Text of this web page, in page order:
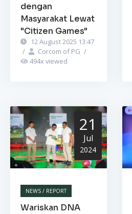
dengan
Masyarakat Lewat
"Citizen Games"
12 August 2025 13:47
/
Corcom of PG /
494x viewed
21
Jul
2024
NEWS / REPORT
Wariskan DNA